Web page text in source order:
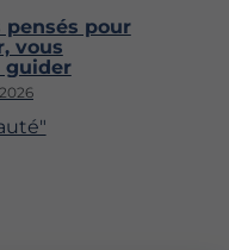
pensés pour
vous
guider